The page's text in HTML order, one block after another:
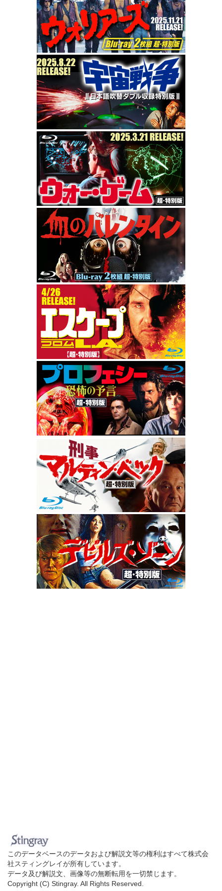
このデータベースのデータおよび解説文等の権利はすべて株式会
社スティングレイが所有しています。
データ及び解説文、画像等の無断転用を一切禁じます。
Copyright (C) Stingray. All Rights Reserved.